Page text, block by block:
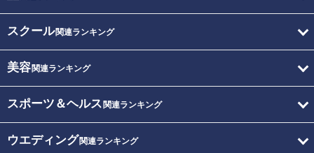
スクール関連ランキング
美容関連ランキング
スポーツ＆ヘルス 関連ランキング
ウエディング関連ランキング